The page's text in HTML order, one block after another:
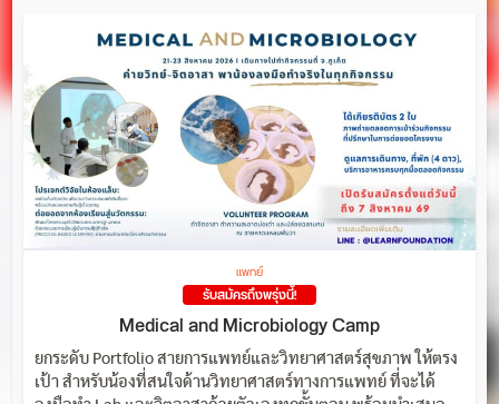
แพทย์
รับสมัครถึงพรุ่งนี้!
Medical and Microbiology Camp
ยกระดับ Portfolio สายการแพทย์และวิทยาศาสตร์สุขภาพ ให้ตรง
เป้า สำหรับน้องที่สนใจด้านวิทยาศาสตร์ทางการแพทย์ ที่จะได้